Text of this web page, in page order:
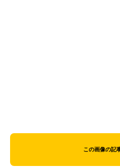
この画像の記